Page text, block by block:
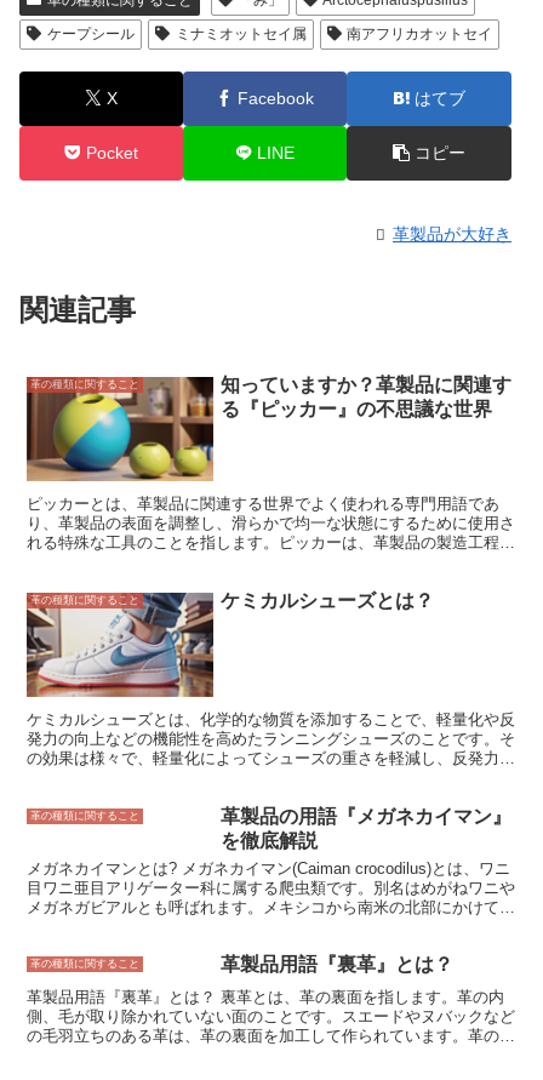
ケープシール
ミナミオットセイ属 南アフリカオットセイ
X Facebook はてブ
Pocket LINE コピー
革製品が大好き
関連記事
革の種類に関すること
知っていますか？革製品に関連す
る『ピッカー』の不思議な世界
ピッカーとは、革製品に関連する世界でよく使われる専門用語であ
り、革製品の表面を調整し、滑らかで均一な状態にするために使用さ
れる特殊な工具のことを指します。ピッカーは、革製品の製造工程に
え、傷やシワなどの不具合を取り除くことができます。また、ピッカ
ーを使用することで、革製品の表面に艶や光沢を与えることができ、
高級感や美しさのある革製品に仕上げることができます。
革の種類に関すること ケミカルシューズとは？
ケミカルシューズとは、化学的な物質を添加することで、軽量化や反
発力の向上などの機能性を高めたランニングシューズのことです。そ
の効果は様々で、軽量化によってシューズの重さを軽減し、反発力の
カルシューズは、より長く、より快適に走りたいランナーにとって、
通常のランニングシューズよりも高くなりますが、その価格に見合っ
た価値があると言われています。特に、長距離を走ることが多いラン
ナーにとって、ケミカルシューズは、足の負担を軽減し、ケガを防止
する効果が期待できるため、投資する価値があります。 ケミカルシ
ができます。購入する際には、自分の足に合ったサイズと、適した機
能性を備えたシューズを選ぶことが大切です。また、初めてケミカル
シューズを使用する際には、足が慣れるまでは、徐々に使用時間を増
やしていくようにしましょう。
革の種類に関すること
革製品の用語『メガネカイマン』
を徹底解説
メガネカイマンとは? メガネカイマン(Caiman crocodilus)とは、ワニ
目ワニ亜目アリゲーター科に属する爬虫類です。別名はめがねワニや
メガネガビアルとも呼ばれます。メキシコから南米の北部にかけて生
色はオリーブグリーンで、頭部には左右に2本の太い黒い筋があり、
けられました。
革の種類に関すること 革製品用語『裏革』とは？
革製品用語『裏革』とは？ 裏革とは、革の裏面を指します。革の内
側、毛が取り除かれていない面のことです。スエードやヌバックなど
の毛羽立ちのある革は、革の裏面を加工して作られています。革の裏